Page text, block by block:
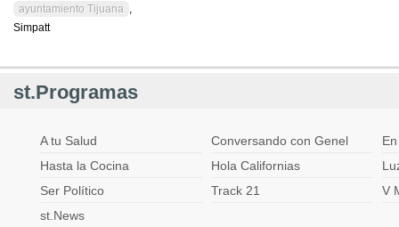
ayuntamiento Tijuana ,
Simpatt
st.Programas
A tu Salud Conversando con Genel
Hasta la Cocina
Hola Californias
Ser Político
Track 21
V
st.News